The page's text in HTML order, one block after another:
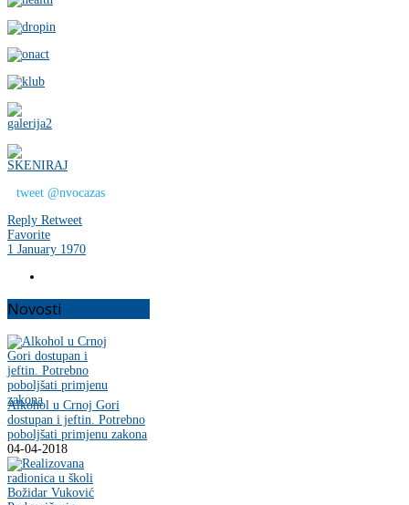
tweet @nvocazas
Reply Retweet
Favorite
1 January 1970
Novosti
Alkohol u Crnoj Gori
dostupan i jeftin. Potrebno
poboljšati primjenu zakona
04-04-2018